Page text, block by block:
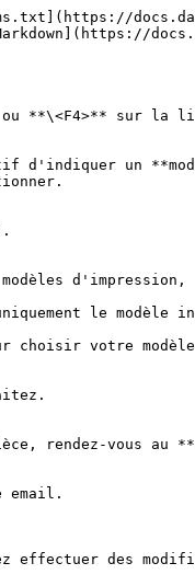
ou **\<F4>** sur la
d'indiquer un
le modèle
choisir votre
rendez-vous
email.
effectuer des